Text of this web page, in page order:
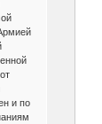
и по